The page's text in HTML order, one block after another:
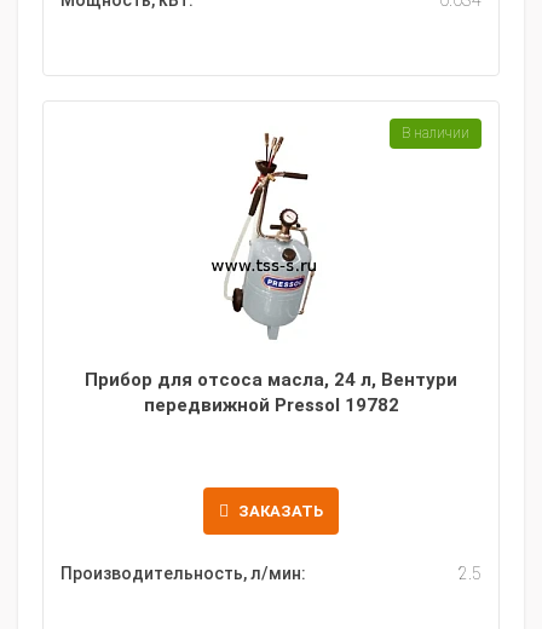
Прибор для отсоса масла, 24 л, Вентури
передвижной Pressol 19782
ЗАКАЗАТЬ
Производительность, л/мин: 2.5
В наличии